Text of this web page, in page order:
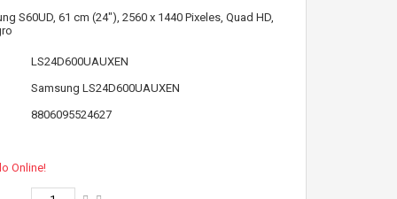
S60UD, 61 cm (24"), 2560 x 1440 Pixeles, Quad HD,
LS24D600UAUXEN
Samsung LS24D600UAUXEN
8806095524627
Online!